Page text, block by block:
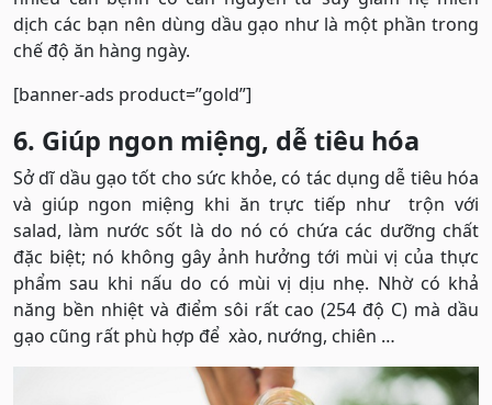
dịch các bạn nên dùng dầu gạo như là một phần trong
chế độ ăn hàng ngày.
[banner-ads product=”gold”]
6. Giúp ngon miệng, dễ tiêu hóa
Sở dĩ dầu gạo tốt cho sức khỏe, có tác dụng dễ tiêu hóa
và giúp ngon miệng khi ăn trực tiếp như trộn với
salad, làm nước sốt là do nó có chứa các dưỡng chất
đặc biệt; nó không gây ảnh hưởng tới mùi vị của thực
phẩm sau khi nấu do có mùi vị dịu nhẹ. Nhờ có khả
năng bền nhiệt và điểm sôi rất cao (254 độ C) mà dầu
gạo cũng rất phù hợp để xào, nướng, chiên …